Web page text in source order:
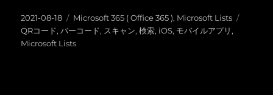
投
稿
日:
2021-08-18
カ
テ
ゴ
Microsoft 365 ( Office 365 ), Microsoft Lists
QRコード,バーコード, スキャン,検索, iOS, モバイルアプリ ,
Microsoft Lists